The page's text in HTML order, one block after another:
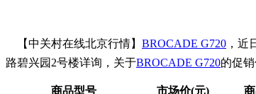
【中关村在线北京行情】 BROCADE G720 ，近
路碧兴园2号楼详询，关于BROCADE G720的促
商品型号 市场价(元)